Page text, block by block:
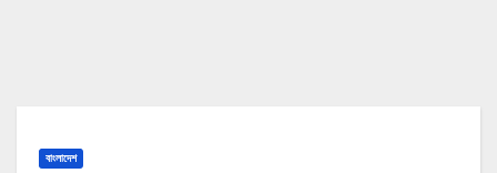
বাংলাদেশ